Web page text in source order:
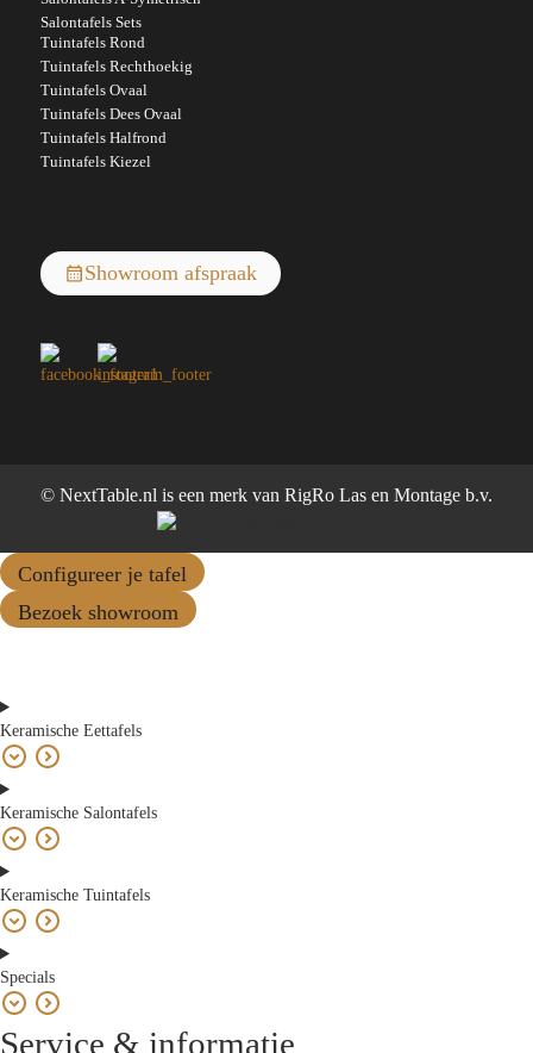
Salontafels Sets
Tuintafels Rond
Tuintafels Rechthoekig
Tuintafels Ovaal
Tuintafels Dees Ovaal
Tuintafels Halfrond
Tuintafels Kiezel
Showroom afspraak
© NextTable.nl is een merk van RigRo Las en Montage b.v.
Configureer je tafel
Bezoek showroom
Keramische Eettafels
Keramische Salontafels
Keramische Tuintafels
Specials
Service & informatie